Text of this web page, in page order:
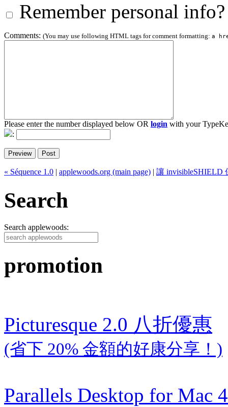
Remember personal info?
Comments: (You may use following HTML tags for comment formatting: a
Please enter the number displayed below OR login with your
:
« Séquence 1.0 applewoods.org (main page) 讓 invisibleSHIELD
Search
Search applewoods:
promotion
Picturesque 2.0 八折優惠
(省下 20% 金額的好康分享！)
Parallels Desktop for Mac